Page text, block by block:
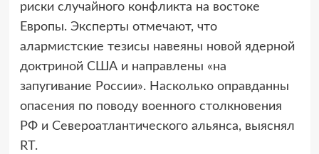
риски случайного конфликта на востоке
Европы. Эксперты отмечают, что
алармистские тезисы навеяны новой ядерной
доктриной США и направлены «на
запугивание России». Насколько оправданны
опасения по поводу военного столкновения
РФ и Североатлантического альянса, выяснял
RT.